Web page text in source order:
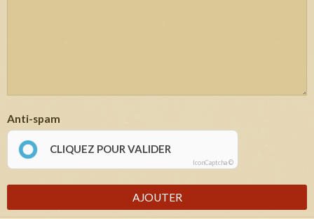
Anti-spam
CLIQUEZ POUR VALIDER
IconCaptcha ©
AJOUTER